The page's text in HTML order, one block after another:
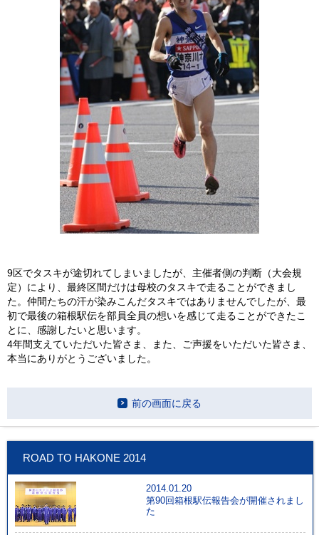
9区でタスキが途切れてしまいましたが、主催者側の判断（大会規
定）により、最終区間だけは母校のタスキで走ることができまし
た。仲間たちの汗が染みこんだタスキではありませんでしたが、最
初で最後の箱根駅伝を部員全員の想いを感じて走ることができたこ
とに、感謝したいと思います。
4年間支えていただいた皆さま、また、ご声援をいただいた皆さま、
本当にありがとうございました。
前の画面に戻る
ROAD TO HAKONE 2014
2014.01.20
第90回箱根駅伝報告会が開催されまし
た